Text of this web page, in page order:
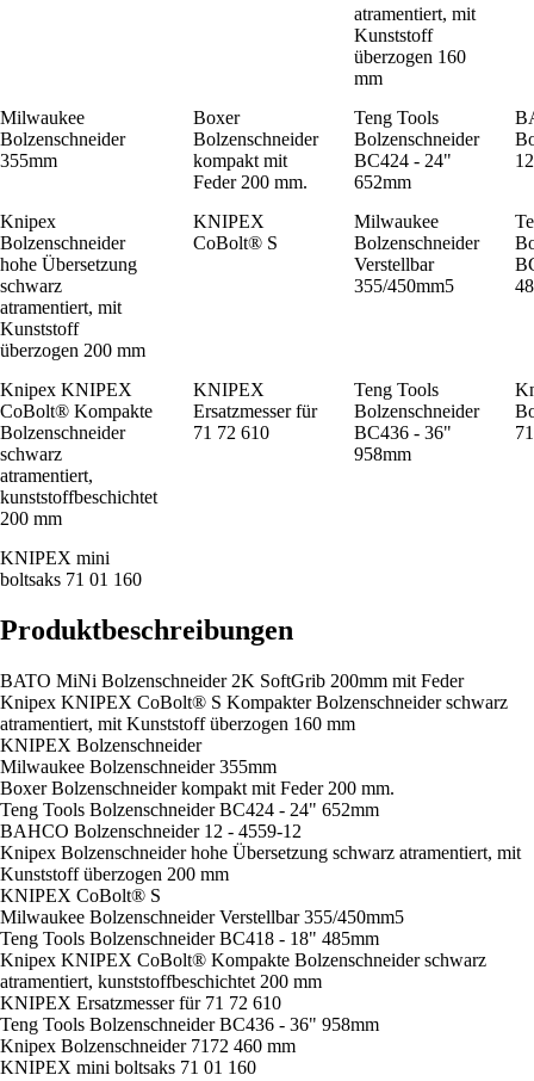
atramentiert, mit
Kunststoff
überzogen 160
mm
Milwaukee
Bolzenschneider
355mm
Boxer
Bolzenschneider
kompakt mit
Feder 200 mm.
Teng Tools
Bolzenschneider
BC424 - 24"
652mm
Knipex
Bolzenschneider
hohe Übersetzung
schwarz
atramentiert, mit
Kunststoff
überzogen 200 mm
KNIPEX
CoBolt® S
Milwaukee
Bolzenschneider
Verstellbar
355/450mm5
Knipex KNIPEX
CoBolt® Kompakte
Bolzenschneider
schwarz
atramentiert,
kunststoffbeschichtet
200 mm
KNIPEX
Ersatzmesser für
71 72 610
Teng Tools
Bolzenschneider
BC436 - 36"
958mm
KNIPEX mini
boltsaks 71 01 160
Produktbeschreibungen
BATO MiNi Bolzenschneider 2K SoftGrib 200mm mit Feder
Knipex KNIPEX CoBolt® S Kompakter Bolzenschneider schwarz
atramentiert, mit Kunststoff überzogen 160 mm
KNIPEX Bolzenschneider
Milwaukee Bolzenschneider 355mm
Boxer Bolzenschneider kompakt mit Feder 200 mm.
Teng Tools Bolzenschneider BC424 - 24" 652mm
BAHCO Bolzenschneider 12 - 4559-12
Knipex Bolzenschneider hohe Übersetzung schwarz atramentiert, mit
Kunststoff überzogen 200 mm
KNIPEX CoBolt® S
Milwaukee Bolzenschneider Verstellbar 355/450mm5
Teng Tools Bolzenschneider BC418 - 18" 485mm
Knipex KNIPEX CoBolt® Kompakte Bolzenschneider schwarz
atramentiert, kunststoffbeschichtet 200 mm
KNIPEX Ersatzmesser für 71 72 610
Teng Tools Bolzenschneider BC436 - 36" 958mm
Knipex Bolzenschneider 7172 460 mm
KNIPEX mini boltsaks 71 01 160